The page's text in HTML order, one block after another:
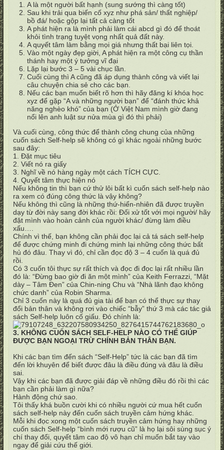
A là một người bất hạnh (sung sướng thì càng tốt)
Sau khi trải qua biến cố xyz như phá sản/ thất nghiệp/
bồ đá/ hoặc gộp lại tất cả càng tốt
A phát hiện ra là mình phải làm cái abcd gì đó để thoát
khỏi tình trạng tuyệt vọng nhất quả đất này.
A quyết tâm làm bằng mọi giá nhưng thất bại liên tọi.
Vào một ngày đẹp giời, A phát hiện ra một công cụ thần
thánh hay một ý tưởng vĩ đại
Lặp lại bước 3 – 5 vài chục lần.
Cuối cùng thì A cũng đã áp dụng thành công và viết lại
câu chuyện chia sẻ cho các bạn.
Nếu các bạn muốn biết rõ hơn thì hãy đăng kí khóa học
xyz để gặp “A và những người bạn” để “đánh thức khả
năng nghèo khó” của bạn (Ở Việt Nam mình giờ đang
nổi lên anh luật sư nửa mùa gì đó thì phải)
Và cuối cùng, công thức để thành công chung của những
cuốn sách Self-help sẽ không có gì khác ngoài những bước
sau đây:
1. Đặt mục tiêu
2. Viết nó ra giấy
3. Nghĩ về nó hàng ngày một cách TÍCH CỰC.
4. Quyết tâm thực hiện nó
Nếu không tin thì bạn cứ thử lôi bất kì cuốn sách self-help nào
ra xem có đúng công thức là vậy không?
Nếu không thì cũng là những thứ-hiển-nhiên đã được truyền
dạy từ đời này sang đời khác rồi: Đối xử tốt với mọi người/ hãy
đặt mình vào hoàn cảnh của người khác/ đừng làm điều
xấu….
Chính vì thế, bạn không cần phải đọc lại cả tá sách self-help
để được chứng minh đi chứng minh lại những công thức bất
hủ đó đâu. Thay vì đó, chỉ cần đọc độ 3 – 4 cuốn là quá đủ
rồi.
Có 3 cuốn tôi thực sự rất thích và đọc đi đọc lại rất nhiều lần
đó là: “Đừng bao giờ đi ăn một mình” của Keith Ferrazzi, “Mặt
dày – Tâm Đen” của Chin-ning Chu và “Nhà lãnh đạo không
chức danh” của Robin Sharma.
Chỉ 3 cuốn này là quá đủ gia tài để bạn có thể thực sự thay
đổi bản thân và không rơi vào chiếc “bẫy” thứ 3 mà các tác giả
sách Self-help luôn cố giấu. Đó chính là:
3. KHÔNG CUỐN SÁCH SELF-HELP NÀO CÓ THỂ GIÚP
ĐƯỢC BẠN NGOẠI TRỪ CHÍNH BẢN THÂN BẠN.
Khi các bạn tìm đến sách “Self-Help” tức là các bạn đã tìm
đến lời khuyên để biết được đâu là điều đúng và đâu là điều
sai.
Vậy khi các bạn đã được giải đáp về những điều đó rồi thì các
bạn cần phải làm gì nữa?
Hành động chứ sao.
Tôi thấy khá buồn cười khi có nhiều người cứ mua hết cuốn
sách self-help này đến cuốn sách truyền cảm hứng khác.
Mỗi khi đọc xong một cuốn sách truyền cảm hứng hay những
cuốn sách Self-help “bình mới rượu cũ” là họ lại sôi sùng sục ý
chí thay đổi, quyết tâm cao độ vô hạn chỉ muốn bắt tay vào
ngay để giải cứu thế giới.